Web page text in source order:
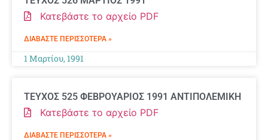
Κατεβάστε το αρχείο PDF
ΔΙΑΒΆΣΤΕ ΠΕΡΙΣΣΌΤΕΡΑ »
1 Μαρτίου, 1991
ΤΕΥΧΟΣ 525 ΦΕΒΡΟΥΑΡΙΟΣ 1991 ΑΝΤΙΠΟΛΕΜΙΚΗ
Κατεβάστε το αρχείο PDF
ΔΙΑΒΆΣΤΕ ΠΕΡΙΣΣΌΤΕΡΑ »